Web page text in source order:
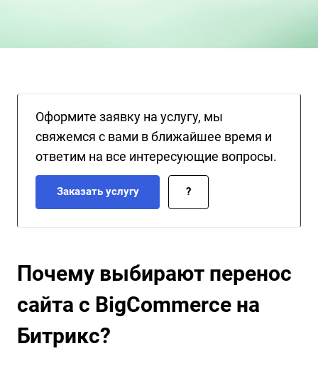
Оформите заявку на услугу, мы
свяжемся с вами в ближайшее время и
ответим на все интересующие вопросы.
Заказать услугу ?
Почему выбирают перенос
сайта с BigCommerce на
Битрикс?